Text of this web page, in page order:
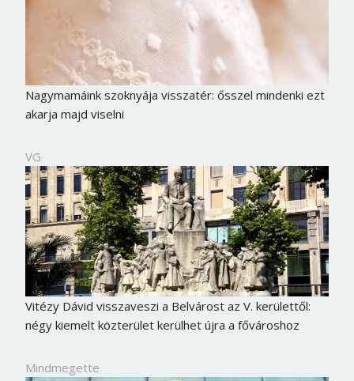
Nagymamáink szoknyája visszatér: ősszel mindenki ezt
akarja majd viselni
VG
Vitézy Dávid visszaveszi a Belvárost az V. kerülettől:
négy kiemelt közterület kerülhet újra a fővároshoz
Mindmegette